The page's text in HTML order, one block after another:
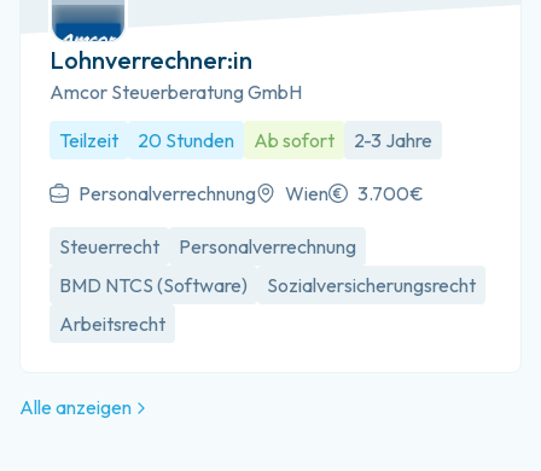
Lohnverrechner:in
Amcor Steuerberatung GmbH
Teilzeit
20 Stunden Ab sofort 2-3 Jahre
Personalverrechnung Wien 3.700€
Steuerrecht
Personalverrechnung
BMD NTCS (Software)
Sozialversicherungsrecht
Arbeitsrecht
Alle anzeigen